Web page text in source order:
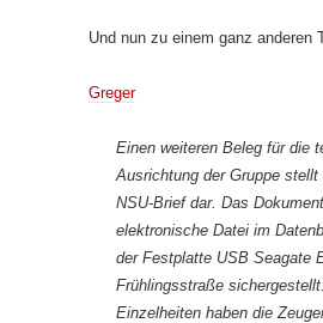
Und nun zu einem ganz anderen
Greger
Einen weiteren Beleg für die
Ausrichtung der Gruppe stellt
NSU-Brief dar. Das
elektronische Datei im
der Festplatte USB Seagate
Frühlingsstraße
Einzelheiten haben die